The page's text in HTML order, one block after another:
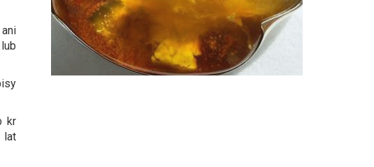
kr
lat